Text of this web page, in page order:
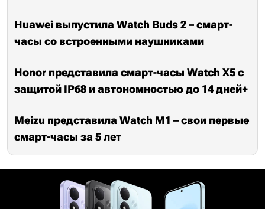
Huawei выпустила Watch Buds 2 – смарт-
часы со встроенными наушниками
Honor представила смарт-часы Watch X5 с
защитой IP68 и автономностью до 14 дней+
Meizu представила Watch M1 – свои первые
смарт-часы за 5 лет